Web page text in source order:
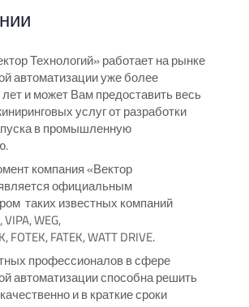
Технологий» работает на рынке
автоматизации уже более
и может Вам предоставить весь
услуг от разработки
в промышленную
компания «Вектор
официальным
таких известных компаний
WEG,
FOTEK, FATEK, WATT DRIVE.
профессионалов в сфере
автоматизации способна решить
и в краткие сроки